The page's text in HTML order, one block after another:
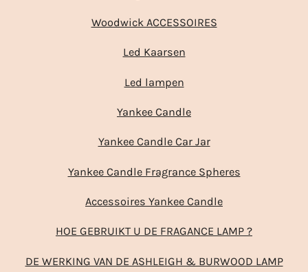
Woodwick ACCESSOIRES
Led Kaarsen
Led lampen
Yankee Candle
Yankee Candle Car Jar
Yankee Candle Fragrance Spheres
Accessoires Yankee Candle
HOE GEBRUIKT U DE FRAGANCE LAMP ?
DE WERKING VAN DE ASHLEIGH & BURWOOD LAMP